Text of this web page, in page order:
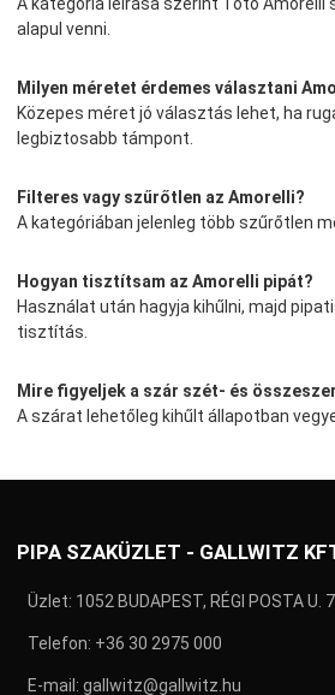
alapul venni.
Milyen méretet érdemes választani
Közepes méret jó választás lehet, ha
legbiztosabb támpont.
Filteres vagy szűrőtlen az Amorelli?
A kategóriában jelenleg több szűrőtlen
Hogyan tisztítsam az Amorelli pipát?
Használat után hagyja kihűlni, majd
tisztítás.
Mire figyeljek a szár szét- és
A szárat lehetőleg kihűlt állapotban
PIPA SZAKÜZLET - GALLWITZ
Üzlet: 1052 BUDAPEST, RÉGI POSTA U.
Telefon: +36 30 2975 000
E-mail: gallwitz@gallwitz.hu